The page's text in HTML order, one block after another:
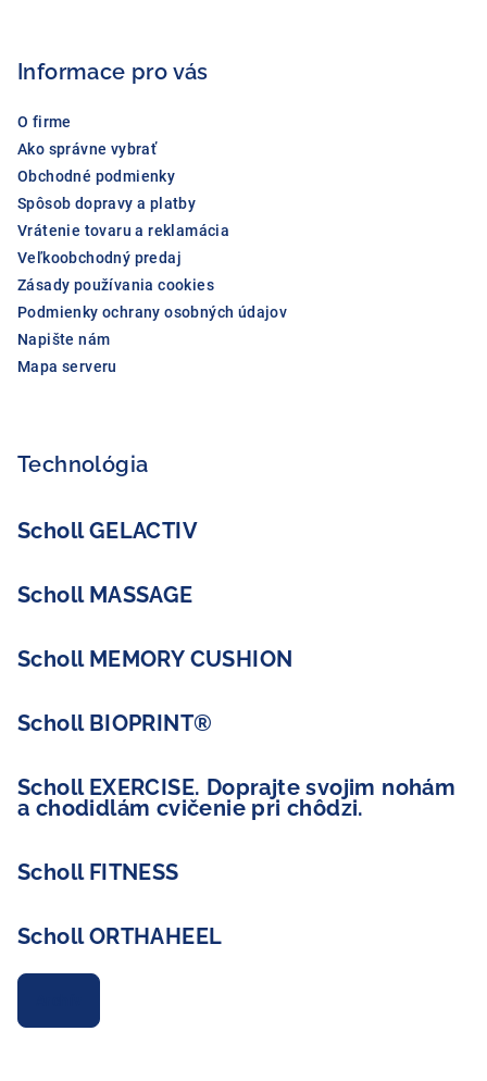
Informace pro vás
O firme
Ako správne vybrať
Obchodné podmienky
Spôsob dopravy a platby
Vrátenie tovaru a reklamácia
Veľkoobchodný predaj
Zásady používania cookies
Podmienky ochrany osobných údajov
Napište nám
Mapa serveru
Technológia
Scholl GELACTIV
Scholl MASSAGE
Scholl MEMORY CUSHION
Scholl BIOPRINT®
Scholl EXERCISE. Doprajte svojim nohám
a chodidlám cvičenie pri chôdzi.
Scholl FITNESS
Scholl ORTHAHEEL